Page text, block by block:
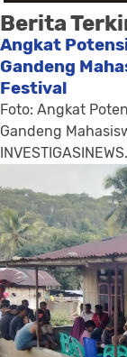
Berita
Angkat
Gandeng
Festival
Foto: Angkat
Gandeng